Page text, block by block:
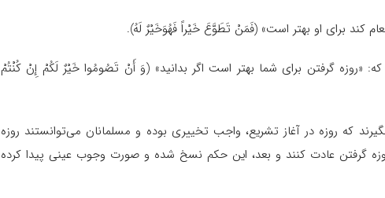
کند براى او بهتر است» (فَمَنْ تَطَوَّعَ خَیْراً فَهُوَخَیْرٌ لَهُ).
که: «روزه گرفتن براى شما بهتر است اگر بدانید» (وَ أَنْ تَصُومُوا خَیْرٌ لَکُمْ إِنْ کُنْتُمْ
که روزه در آغاز تشریع، واجب تخییرى بوده و مسلمانان مى‌توانستند روزه
گرفتن عادت کنند و بعد، این حکم نسخ شده و صورت وجوب عینى پیدا کرده